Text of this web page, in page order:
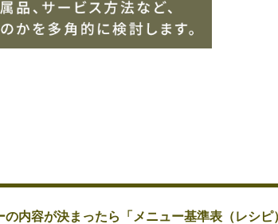
内容が決まったら「メニュー基準表（レシピ